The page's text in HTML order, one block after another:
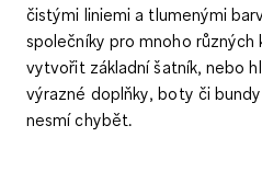
čistými liniemi a tlumenými
společníky pro mnoho různých
vytvořit základní šatník, nebo
výrazné doplňky, boty či
nesmí chybět.